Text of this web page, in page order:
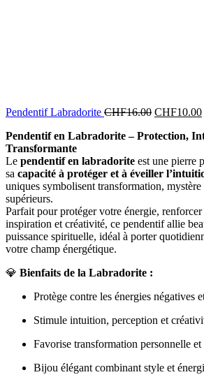
Pendentif Labradorite CHF16.00 CHF10.00
Pendentif en Labradorite – Protection,
Transformante
Le pendentif en labradorite est une pierre
sa capacité à protéger et à éveiller
uniques symbolisent transformation,
supérieurs.
Parfait pour protéger votre énergie,
inspiration et créativité, ce pendentif allie
puissance spirituelle, idéal à porter
votre champ énergétique.
💎 Bienfaits de la Labradorite :
Protège contre les énergies négatives
Stimule intuition, perception et
Favorise transformation personnelle
Bijou élégant combinant style et